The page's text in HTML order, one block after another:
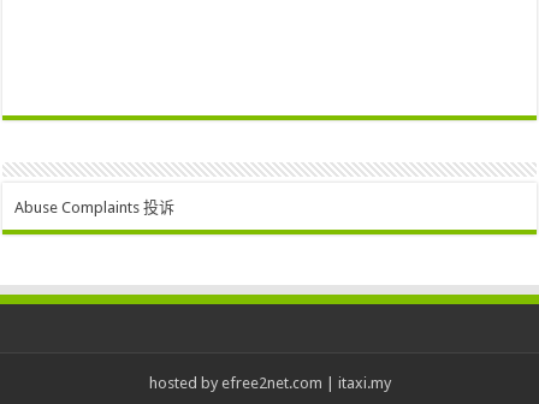
Abuse Complaints 投诉
hosted by efree2net.com itaxi.my